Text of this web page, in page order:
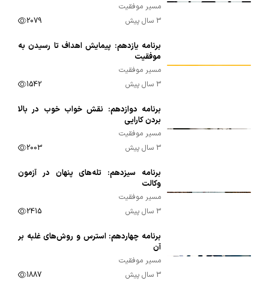
مسیر موفقیت
3 سال پیش
2079
برنامه یازدهم: پیمایش اهداف تا رسیدن به
موفقیت
مسیر موفقیت
3 سال پیش
1542
برنامه دوازدهم: نقش خواب خوب در بالا
بردن کارایی
مسیر موفقیت
3 سال پیش
2003
برنامه سیزدهم: تله‌های پنهان در آزمون
وکالت
مسیر موفقیت
3 سال پیش
2415
برنامه چهاردهم: استرس و روش‌های غلبه بر
آن
مسیر موفقیت
3 سال پیش
1887